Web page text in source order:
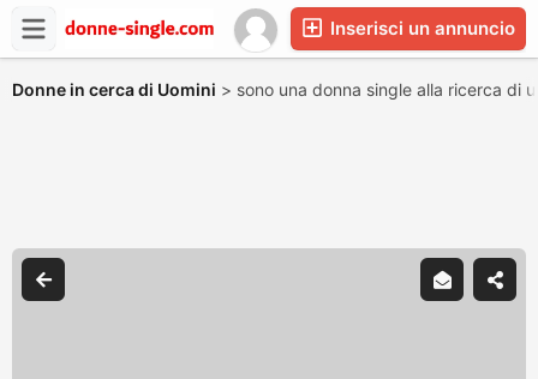
Inserisci un annuncio
Donne in cerca di Uomini > sono una donna single alla ricerca di